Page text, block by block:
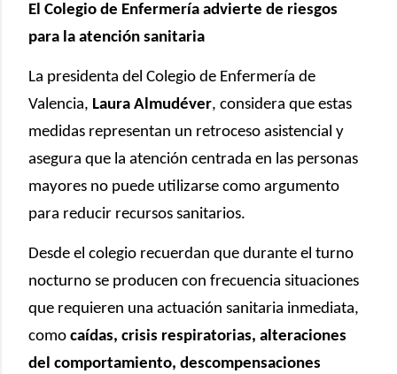
El Colegio de Enfermería advierte de riesgos
para la atención sanitaria
La presidenta del Colegio de Enfermería de
Valencia, Laura Almudéver, considera que estas
medidas representan un retroceso asistencial y
asegura que la atención centrada en las personas
mayores no puede utilizarse como argumento
para reducir recursos sanitarios.
Desde el colegio recuerdan que durante el turno
nocturno se producen con frecuencia situaciones
que requieren una actuación sanitaria inmediata,
como caídas, crisis respiratorias, alteraciones
del comportamiento, descompensaciones